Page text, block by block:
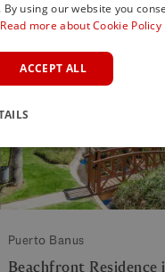
Föregående
Puerto Banus
Beachfront
using our website you
Read more about Cookie Policy
ACCEPT ALL